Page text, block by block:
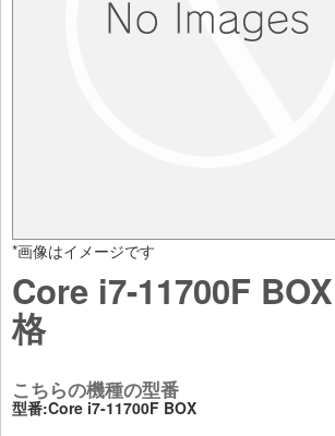
*画像はイメージです
Core i7-11700F
格
こちらの機種の型番
型番:Core i7-11700F BOX